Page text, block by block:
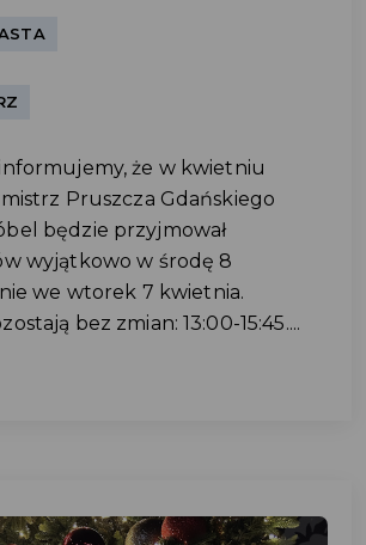
że w kwietniu
Pruszcza Gdańskiego
będzie przyjmował
wyjątkowo w środę 8
we wtorek 7 kwietnia.
bez zmian: 13:00-15:45....